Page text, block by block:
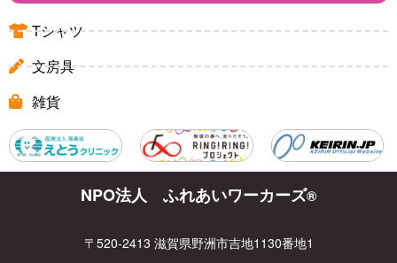
Tシャツ
文房具
雑貨
NPO法人 ふれあいワーカーズ®
〒520-2413 滋賀県野洲市吉地1130番地1